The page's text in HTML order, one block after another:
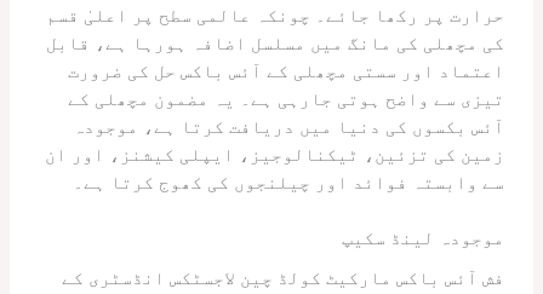
حرارت پر رکھا جائے۔ چونکہ عالمی سطح پر اعلیٰ قسم
کی مچھلی کی مانگ میں مسلسل اضافہ ہورہا ہے، قابل
اعتماد اور سستی مچھلی کے آئس باکس حل کی ضرورت
تیزی سے واضح ہوتی جارہی ہے۔ یہ مضمون مچھلی کے
آئس بکسوں کی دنیا میں دریافت کرتا ہے، موجودہ
زمین کی تزئین، ٹیکنالوجیز، ایپلی کیشنز، اور ان
سے وابستہ فوائد اور چیلنجوں کی کھوج کرتا ہے۔
موجودہ لینڈ سکیپ
فش آئس باکس مارکیٹ کولڈ چین لاجسٹکس انڈسٹری کے